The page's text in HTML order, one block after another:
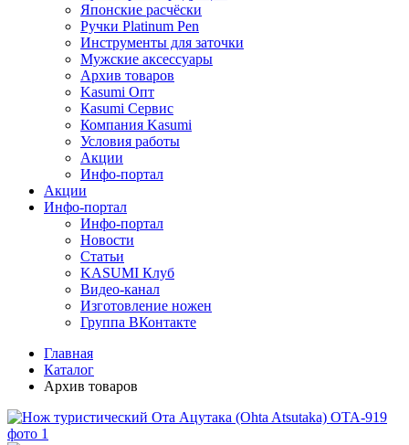
Японские расчёски
Ручки Platinum Pen
Инструменты для заточки
Мужские аксессуары
Архив товаров
Kasumi Опт
Кasumi Сервис
Компания Kasumi
Условия работы
Акции
Инфо-портал
Акции
Инфо-портал
Инфо-портал
Новости
Статьи
KASUMI Клуб
Видео-канал
Изготовление ножен
Группа ВКонтакте
Главная
Каталог
Архив товаров